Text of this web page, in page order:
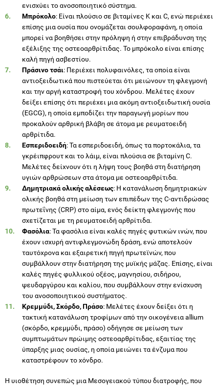
ενισχύει το ανοσοποιητικό σύστημα.
Μπρόκολο: Είναι πλούσιο σε βιταμίνες Κ και C, ενώ περιέχει
επίσης μια ουσία που ονομάζεται σουλφοραφάνη, η οποία
μπορεί να βοηθήσει στην πρόληψη ή στην επιβράδυνση της
εξέλιξης της οστεοαρθρίτιδας. Το μπρόκολο είναι επίσης
καλή πηγή ασβεστίου.
Πράσινο τσάι: Περιέχει πολυφαινόλες, τα οποία είναι
αντιοξειδωτικά που πιστεύεται ότι μειώνουν τη φλεγμονή
και την αργή καταστροφή του χόνδρου. Μελέτες έχουν
δείξει επίσης ότι περιέχει μια ακόμη αντιοξειδωτική ουσία
(EGCG), η οποία εμποδίζει την παραγωγή μορίων που
προκαλούν αρθρική βλάβη σε άτομα με ρευματοειδή
αρθρίτιδα.
Εσπεριδοειδή: Τα εσπεριδοειδή, όπως τα πορτοκάλια, τα
γκρέιπφρουτ και το λάιμ, είναι πλούσια σε βιταμίνη C.
Μελέτες δείχνουν ότι η λήψη τους βοηθά στη διατήρηση
υγιών αρθρώσεων στα άτομα με οστεοαρθρίτιδα.
Δημητριακά ολικής αλέσεως: Η κατανάλωση δημητριακών
ολικής βοηθά στη μείωση των επιπέδων της C-αντιδρώσας
πρωτεΐνης (CRP) στο αίμα, ενός δείκτη φλεγμονής που
σχετίζεται με τη ρευματοειδή αρθρίτιδα.
Φασόλια: Τα φασόλια είναι καλές πηγές φυτικών ινών, που
έχουν ισχυρή αντιφλεγμονώδη δράση, ενώ αποτελούν
ταυτόχρονα και εξαιρετική πηγή πρωτεϊνών, που
συμβάλλουν στην διατήρηση της μυϊκής μάζας. Επίσης, είναι
καλές πηγές φυλλικού οξέος, μαγνησίου, σιδήρου,
ψευδαργύρου και καλίου, που συμβάλλουν στην ενίσχυση
του ανοσοποιητικού συστήματος.
Κρεμμύδι, Σκόρδο, Πράσο: Μελέτες έχουν δείξει ότι η
τακτική κατανάλωση τροφίμων από την οικογένεια allium
(σκόρδο, κρεμμύδι, πράσο) οδήγησε σε μείωση των
συμπτωμάτων πρώιμης οστεοαρθρίτιδας, εξαιτίας της
ύπαρξης μιας ουσίας, η οποία μειώνει τα ένζυμα που
καταστρέφουν το χόνδρο.
Η υιοθέτηση συνεπώς μια Μεσογειακού τύπου διατροφής, που